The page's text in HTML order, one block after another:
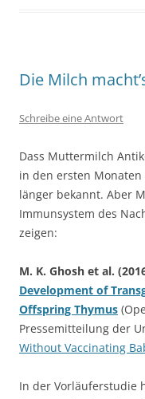
Die Milch
Schreibe eine Antwort
Dass Muttermilch
in den ersten
länger bekannt. Aber
Immunsystem des
zeigen:
M. K. Ghosh et al.
Development of
Offspring Thymus
Pressemitteilung der
Without Vaccinating
In der Vorläuferstudie